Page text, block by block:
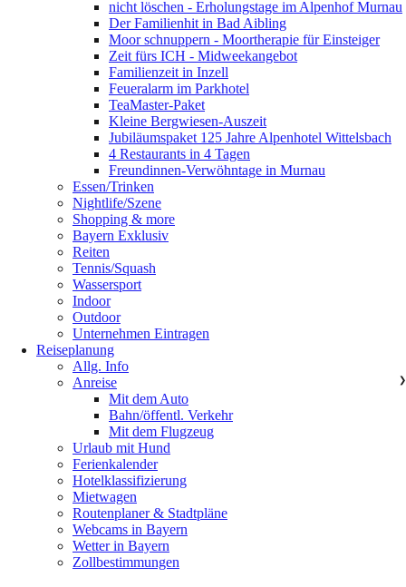
nicht löschen - Erholungstage im Alpenhof Murnau
Der Familienhit in Bad Aibling
Moor schnuppern - Moortherapie für Einsteiger
Zeit fürs ICH - Midweekangebot
Familienzeit in Inzell
Feueralarm im Parkhotel
TeaMaster-Paket
Kleine Bergwiesen-Auszeit
Jubiläumspaket 125 Jahre Alpenhotel Wittelsbach
4 Restaurants in 4 Tagen
Freundinnen-Verwöhntage in Murnau
Essen/Trinken
Nightlife/Szene
Shopping & more
Bayern Exklusiv
Reiten
Tennis/Squash
Wassersport
Indoor
Outdoor
Unternehmen Eintragen
Reiseplanung
Allg. Info
Anreise
❯
Mit dem Auto
Bahn/öffentl. Verkehr
Mit dem Flugzeug
Urlaub mit Hund
Ferienkalender
Hotelklassifizierung
Mietwagen
Routenplaner & Stadtpläne
Webcams in Bayern
Wetter in Bayern
Zollbestimmungen